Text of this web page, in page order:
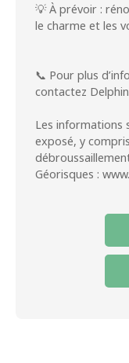
💡 À prévoir :
le charme et les
📞 Pour plus
contactez
Les informations
exposé, y
Géorisques :